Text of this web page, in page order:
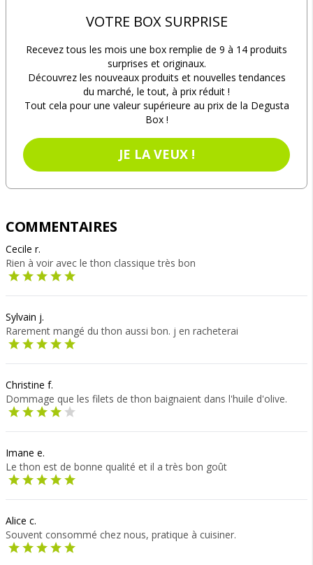
VOTRE BOX SURPRISE
Recevez tous les mois une box remplie de 9 à 14 produits
surprises et originaux.
Découvrez les nouveaux produits et nouvelles tendances
du marché, le tout, à prix réduit !
Tout cela pour une valeur supérieure au prix de la Degusta
Box !
JE LA VEUX !
COMMENTAIRES
Cecile r.
Rien à voir avec le thon classique très bon
Sylvain j.
Rarement mangé du thon aussi bon. j en racheterai
Christine f.
Dommage que les filets de thon baignaient dans l'huile d'olive.
Imane e.
Le thon est de bonne qualité et il a très bon goût
Alice c.
Souvent consommé chez nous, pratique à cuisiner.